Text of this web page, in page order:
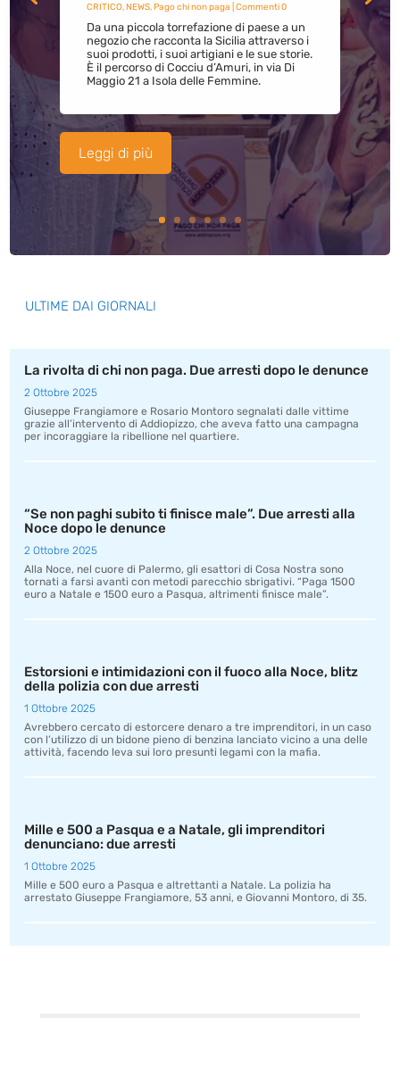
CRITICO,NEWS,Pago chi non paga | Commenti 0
Da una piccola torrefazione di paese a un
negozio che racconta la Sicilia attraverso i
suoi prodotti, i suoi artigiani e le sue storie.
È il percorso di Cocciu d’Amuri, in via Di
Maggio 21 a Isola delle Femmine.
Leggi di più
ULTIME DAI GIORNALI
La rivolta di chi non paga. Due arresti dopo le denunce
2 Ottobre 2025
Giuseppe Frangiamore e Rosario Montoro segnalati dalle vittime
grazie all’intervento di Addiopizzo, che aveva fatto una campagna
per incoraggiare la ribellione nel quartiere.
“Se non paghi subito ti finisce male”. Due arresti alla
Noce dopo le denunce
2 Ottobre 2025
Alla Noce, nel cuore di Palermo, gli esattori di Cosa Nostra sono
tornati a farsi avanti con metodi parecchio sbrigativi. “Paga 1500
euro a Natale e 1500 euro a Pasqua, altrimenti finisce male”.
Estorsioni e intimidazioni con il fuoco alla Noce, blitz
della polizia con due arresti
1 Ottobre 2025
Avrebbero cercato di estorcere denaro a tre imprenditori, in un caso
con l’utilizzo di un bidone pieno di benzina lanciato vicino a una delle
attività, facendo leva sui loro presunti legami con la mafia.
Mille e 500 a Pasqua e a Natale, gli imprenditori
denunciano: due arresti
1 Ottobre 2025
Mille e 500 euro a Pasqua e altrettanti a Natale. La polizia ha
arrestato Giuseppe Frangiamore, 53 anni, e Giovanni Montoro, di 35.